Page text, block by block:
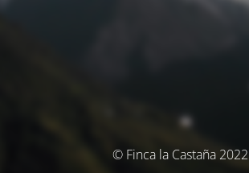
© Finca la Castaña 2022